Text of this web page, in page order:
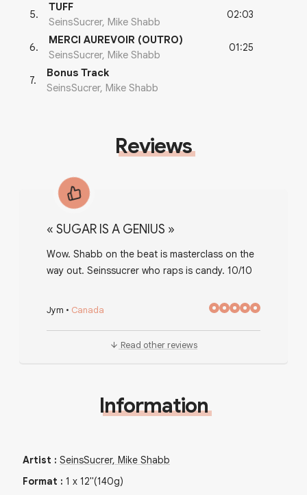
5.
TUFF
SeinsSucrer, Mike Shabb
02:03
6.
MERCI AUREVOIR (OUTRO)
SeinsSucrer, Mike Shabb
01:25
7.
Bonus Track
SeinsSucrer, Mike Shabb
Reviews
« SUGAR IS A GENIUS »
Wow. Shabb on the beat is masterclass on the
way out. Seinssucrer who raps is candy. 10/10
Jym • Canada
Read other reviews
Information
Artist : SeinsSucrer, Mike Shabb
Format : 1 x 12"(140g)